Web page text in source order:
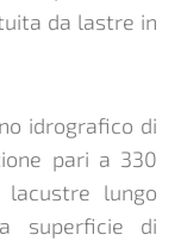
da lastre in
idrografico di
pari a 330
lacustre lungo
superficie di